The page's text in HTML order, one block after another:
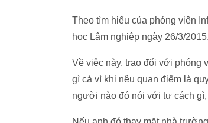
Theo tìm hiểu của phóng viên
học Lâm nghiệp ngày 26/3/
Về việc này, trao đổi với phóng
gì cả vì khi nêu quan điểm là
người nào đó nói với tư cách